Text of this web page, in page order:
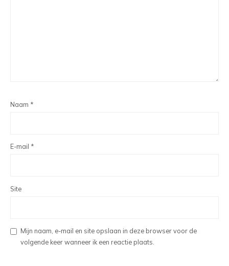
Naam *
E-mail *
Site
Mijn naam, e-mail en site opslaan in deze browser voor de
volgende keer wanneer ik een reactie plaats.